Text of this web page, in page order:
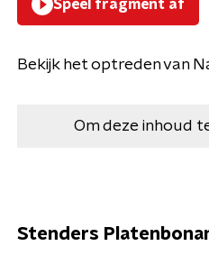
Speel fragment af
Bekijk het optreden van
Om deze inhoud
Stenders